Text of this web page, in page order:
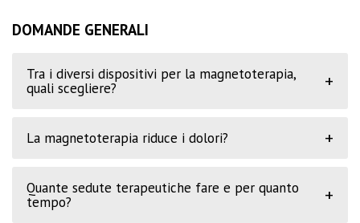
DOMANDE GENERALI
Tra i diversi dispositivi per la magnetoterapia,
quali scegliere?
+
La magnetoterapia riduce i dolori? +
Quante sedute terapeutiche fare e per quanto
tempo?
+